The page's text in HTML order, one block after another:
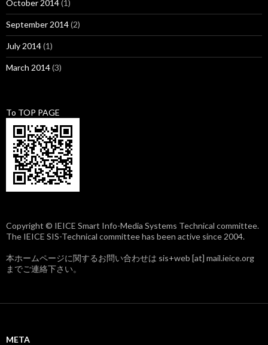
October 2014(1)
September 2014(2)
July 2014(1)
March 2014(3)
To TOP PAGE
Copyright © IEICE Smart Info-Media Systems Technical committee.
The IEICE SIS-Technical committee has been active since 2004.
本ホームページに関するお問い合わせは sis+web [at] mail.ieice.org
までご連絡下さい。
META